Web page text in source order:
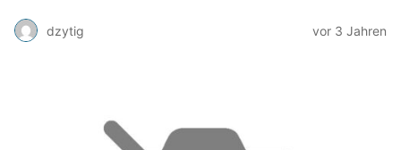
dzytig vor 3 Jahren